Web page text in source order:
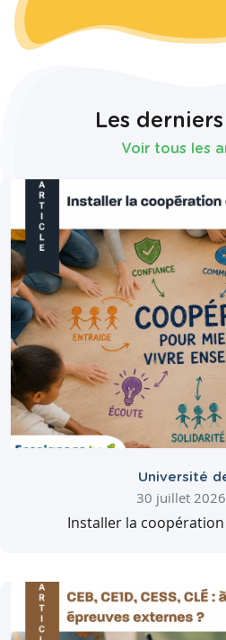
Les
Voir tous les
Université
30 juillet
Installer la